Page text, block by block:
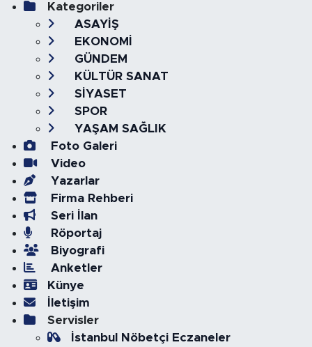
Kategoriler
ASAYİŞ
EKONOMİ
GÜNDEM
KÜLTÜR SANAT
SİYASET
SPOR
YAŞAM SAĞLIK
Foto Galeri
Video
Yazarlar
Firma Rehberi
Seri İlan
Röportaj
Biyografi
Anketler
Künye
İletişim
Servisler
İstanbul Nöbetçi Eczaneler